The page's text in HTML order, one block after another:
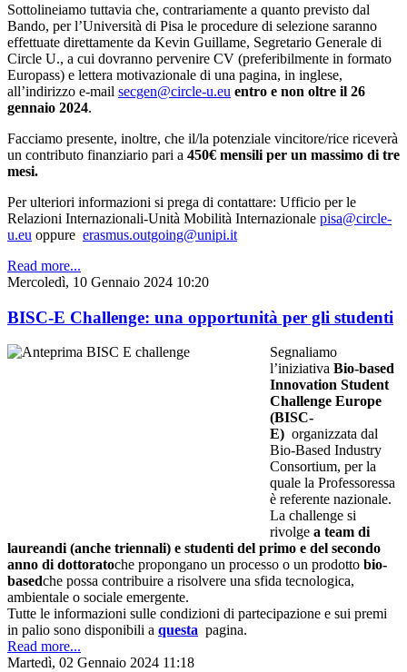
Sottolineiamo tuttavia che, contrariamente a quanto previsto dal
Bando, per l’Università di Pisa le procedure di selezione saranno
effettuate direttamente da Kevin Guillame, Segretario Generale di
Circle U., a cui dovranno pervenire CV (preferibilmente in formato
Europass) e lettera motivazionale di una pagina, in inglese,
all’indirizzo e-mail secgen@circle-u.eu entro e non oltre il 26
gennaio 2024.
Facciamo presente, inoltre, che il/la potenziale vincitore/rice riceverà
un contributo finanziario pari a 450€ mensili per un massimo di tre
mesi.
Per ulteriori informazioni si prega di contattare: Ufficio per le
Relazioni Internazionali-Unità Mobilità Internazionale pisa@circle-
u.eu oppure erasmus.outgoing@unipi.it
Read more...
Mercoledì, 10 Gennaio 2024 10:20
BISC-E Challenge: una opportunità per gli studenti
Segnaliamo
l’iniziativa Bio-based
Innovation Student
Challenge Europe
(BISC-
E) organizzata dal
Bio-Based Industry
Consortium, per la
quale la Professoressa
è referente nazionale.
La challenge si
rivolge a team di
laureandi (anche triennali) e studenti del primo e del secondo
anno di dottoratoche propongano un processo o un prodotto bio-
basedche possa contribuire a risolvere una sfida tecnologica,
ambientale o sociale emergente.
Tutte le informazioni sulle condizioni di partecipazione e sui premi
in palio sono disponibili a questa pagina.
Read more...
Martedì, 02 Gennaio 2024 11:18